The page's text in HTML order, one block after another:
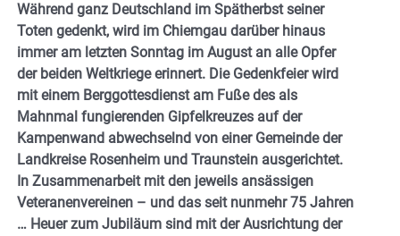
Während ganz Deutschland im Spätherbst seiner
Toten gedenkt, wird im Chiemgau darüber hinaus
immer am letzten Sonntag im August an alle Opfer
der beiden Weltkriege erinnert. Die Gedenkfeier wird
mit einem Berggottesdienst am Fuße des als
Mahnmal fungierenden Gipfelkreuzes auf der
Kampenwand abwechselnd von einer Gemeinde der
Landkreise Rosenheim und Traunstein ausgerichtet.
In Zusammenarbeit mit den jeweils ansässigen
Veteranenvereinen – und das seit nunmehr 75 Jahren
… Heuer zum Jubiläum sind mit der Ausrichtung der